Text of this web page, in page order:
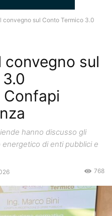
convegno sul Conto Termico 3.0
convegno sul
hanno discusso gli
di enti pubblici e
768